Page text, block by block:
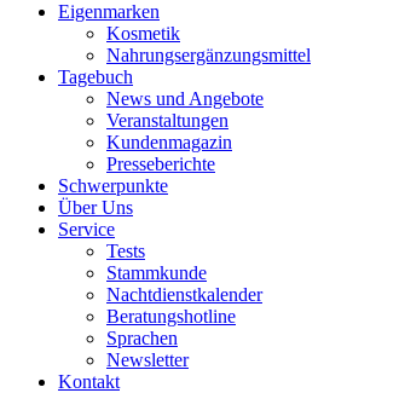
Eigenmarken
Kosmetik
Nahrungsergänzungsmittel
Tagebuch
News und Angebote
Veranstaltungen
Kundenmagazin
Presseberichte
Schwerpunkte
Über Uns
Service
Tests
Stammkunde
Nachtdienstkalender
Beratungshotline
Sprachen
Newsletter
Kontakt